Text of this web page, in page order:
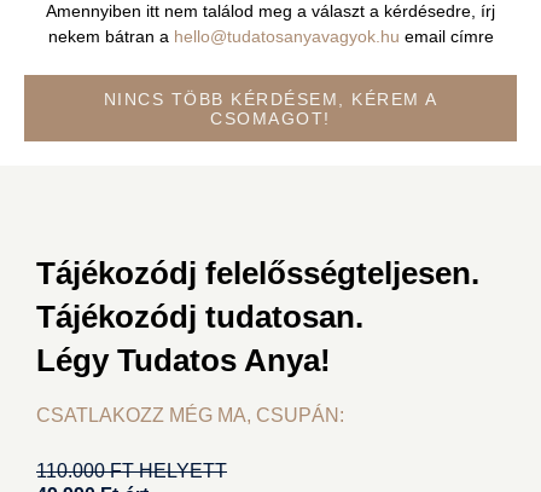
Amennyiben itt nem találod meg a választ a kérdésedre, írj
nekem bátran a hello@tudatosanyavagyok.hu email címre
NINCS TÖBB KÉRDÉSEM, KÉREM A
CSOMAGOT!
Tájékozódj felelősségteljesen.
Tájékozódj tudatosan.
Légy Tudatos Anya!
CSATLAKOZZ MÉG MA, CSUPÁN:
110.000 FT HELYETT